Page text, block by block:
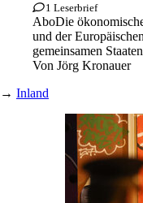
1 Leserbrief
AboDie
und der
gemeinsamen
Von Jörg Kronauer
→ Inland